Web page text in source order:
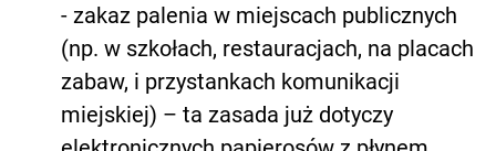
- zakaz palenia w miejscach publicznych
(np. w szkołach, restauracjach, na placach
zabaw, i przystankach komunikacji
miejskiej) – ta zasada już dotyczy